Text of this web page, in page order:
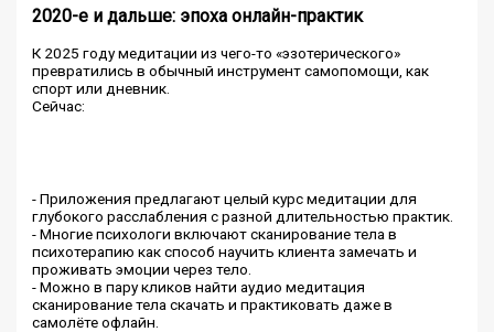
2020-е и дальше: эпоха онлайн-практик
К 2025 году медитации из чего-то «эзотерического»
превратились в обычный инструмент самопомощи, как
спорт или дневник.
Сейчас:
- Приложения предлагают целый курс медитации для
глубокого расслабления с разной длительностью практик.
- Многие психологи включают сканирование тела в
психотерапию как способ научить клиента замечать и
проживать эмоции через тело.
- Можно в пару кликов найти аудио медитация
сканирование тела скачать и практиковать даже в
самолёте офлайн.